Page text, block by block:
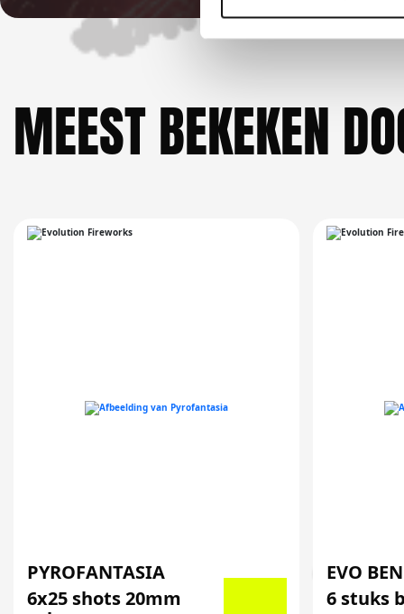
MEEST BEKEKEN
PYROFANTASIA
6x25 shots 20mm
EVO
6 stuks